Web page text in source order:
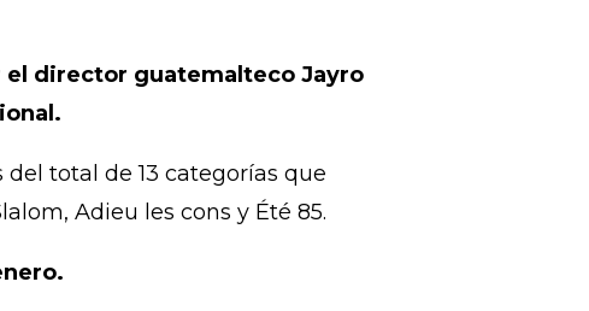
el director guatemalteco Jayro
total de 13 categorías que
Adieu les cons y Été 85.